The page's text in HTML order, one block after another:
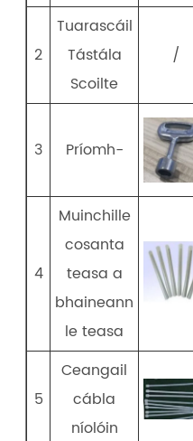
2
Tuarascáil
Tástála
Scoilte
/
3 Príomh-
4
Muinchille
cosanta
teasa a
bhaineann
le teasa
5
Ceangail
cábla
níolóin